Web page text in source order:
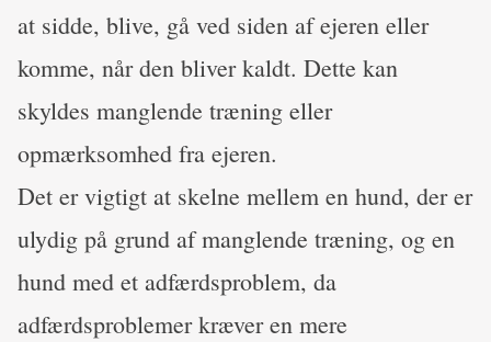
at sidde, blive, gå ved siden af ejeren eller
komme, når den bliver kaldt. Dette kan
skyldes manglende træning eller
opmærksomhed fra ejeren.
Det er vigtigt at skelne mellem en hund, der er
ulydig på grund af manglende træning, og en
hund med et adfærdsproblem, da
adfærdsproblemer kræver en mere